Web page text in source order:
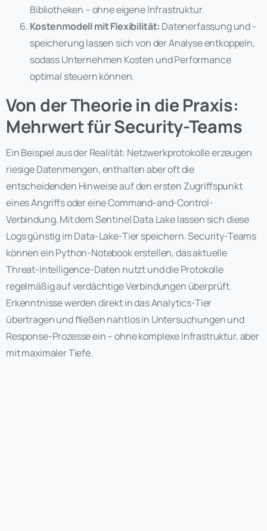
Bibliotheken – ohne eigene Infrastruktur.
Kostenmodell mit Flexibilität: Datenerfassung und -
speicherung lassen sich von der Analyse entkoppeln,
sodass Unternehmen Kosten und Performance
optimal steuern können.
Von der Theorie in die Praxis:
Mehrwert für Security-Teams
Ein Beispiel aus der Realität: Netzwerkprotokolle erzeugen
riesige Datenmengen, enthalten aber oft die
entscheidenden Hinweise auf den ersten Zugriffspunkt
eines Angriffs oder eine Command-and-Control-
Verbindung. Mit dem Sentinel Data Lake lassen sich diese
Logs günstig im Data-Lake-Tier speichern. Security-Teams
können ein Python-Notebook erstellen, das aktuelle
Threat-Intelligence-Daten nutzt und die Protokolle
regelmäßig auf verdächtige Verbindungen überprüft.
Erkenntnisse werden direkt in das Analytics-Tier
übertragen und fließen nahtlos in Untersuchungen und
Response-Prozesse ein – ohne komplexe Infrastruktur, aber
mit maximaler Tiefe.